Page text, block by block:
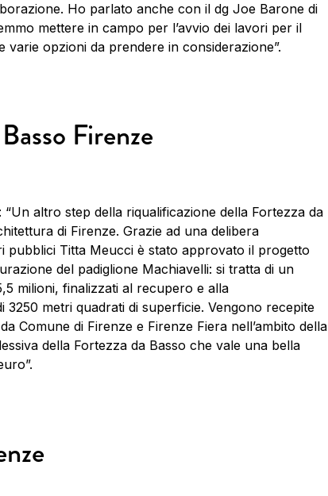
Ho parlato anche con il dg Joe Barone di
mettere in campo per l’avvio dei lavori per il
varie opzioni da prendere in considerazione”.
Firenze
“Un altro step della riqualificazione della Fortezza da
di Firenze. Grazie ad una delibera
pubblici Titta Meucci è stato approvato il progetto
del padiglione Machiavelli: si tratta di un
milioni, finalizzati al recupero e alla
3250 metri quadrati di superficie. Vengono recepite
Comune di Firenze e Firenze Fiera nell’ambito della
della Fortezza da Basso che vale una bella